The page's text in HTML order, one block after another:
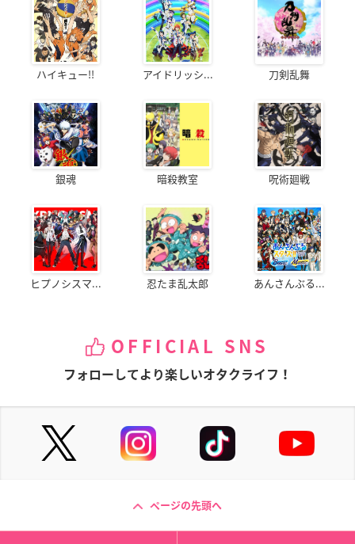
ハイキュー!! アイドリッシ... 刀剣乱舞
銀魂 暗殺教室 呪術廻戦
ヒプノシスマ... 忍たま乱太郎 あんさんぶる...
OFFICIAL SNS
フォローしてより楽しいオタクライフ！
ページの先頭へ